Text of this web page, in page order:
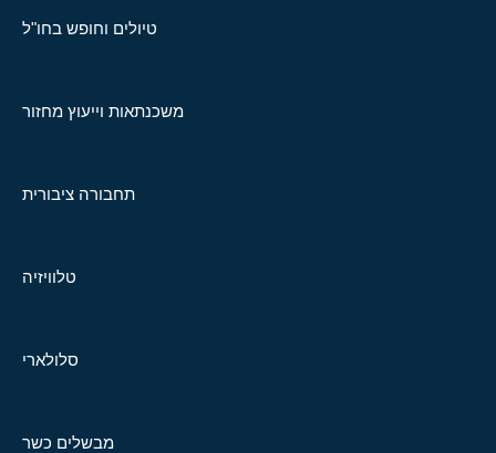
טיולים וחופש בחו"ל
משכנתאות וייעוץ מחזור
תחבורה ציבורית
טלוויזיה
סלולארי
מבשלים כשר